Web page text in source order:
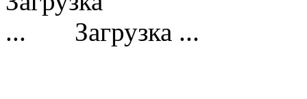
Загрузка ...